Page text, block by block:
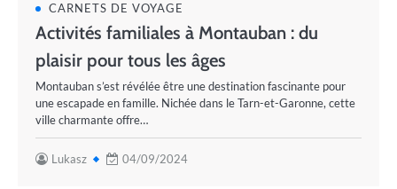
CARNETS DE VOYAGE
Activités familiales à Montauban : du
plaisir pour tous les âges
Montauban s’est révélée être une destination fascinante pour
une escapade en famille. Nichée dans le Tarn-et-Garonne, cette
ville charmante offre…
Lukasz 04/09/2024